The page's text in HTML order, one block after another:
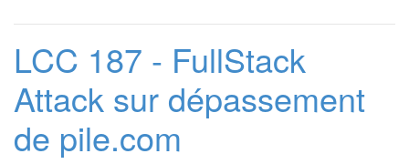
LCC 187 - FullStack
Attack sur dépassement
de pile.com